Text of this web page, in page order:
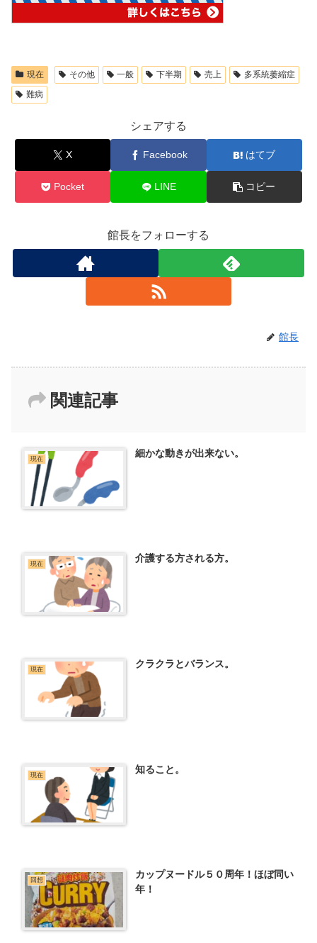
現在 その他 一般 下半期 売上
多系統萎縮症
難病
シェアする
X Facebook はてブ
Pocket LINE コピー
館長をフォローする
館長
関連記事
現在 細かな動きが出来ない。
現在 介護する方される方。
現在 クラクラとバランス。
現在 知ること。
回想
カップヌードル５０周年！ほぼ同い
年！